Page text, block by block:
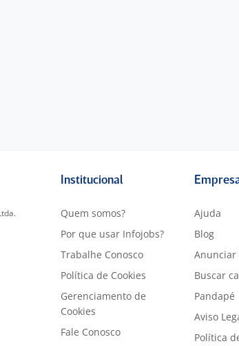
Institucional
Quem somos?
Por que usar Infojobs?
Trabalhe Conosco
Política de Cookies
Gerenciamento de
Cookies
Fale Conosco
Ajuda
Blog
Anunciar
Buscar
Pandapé
Aviso
Política